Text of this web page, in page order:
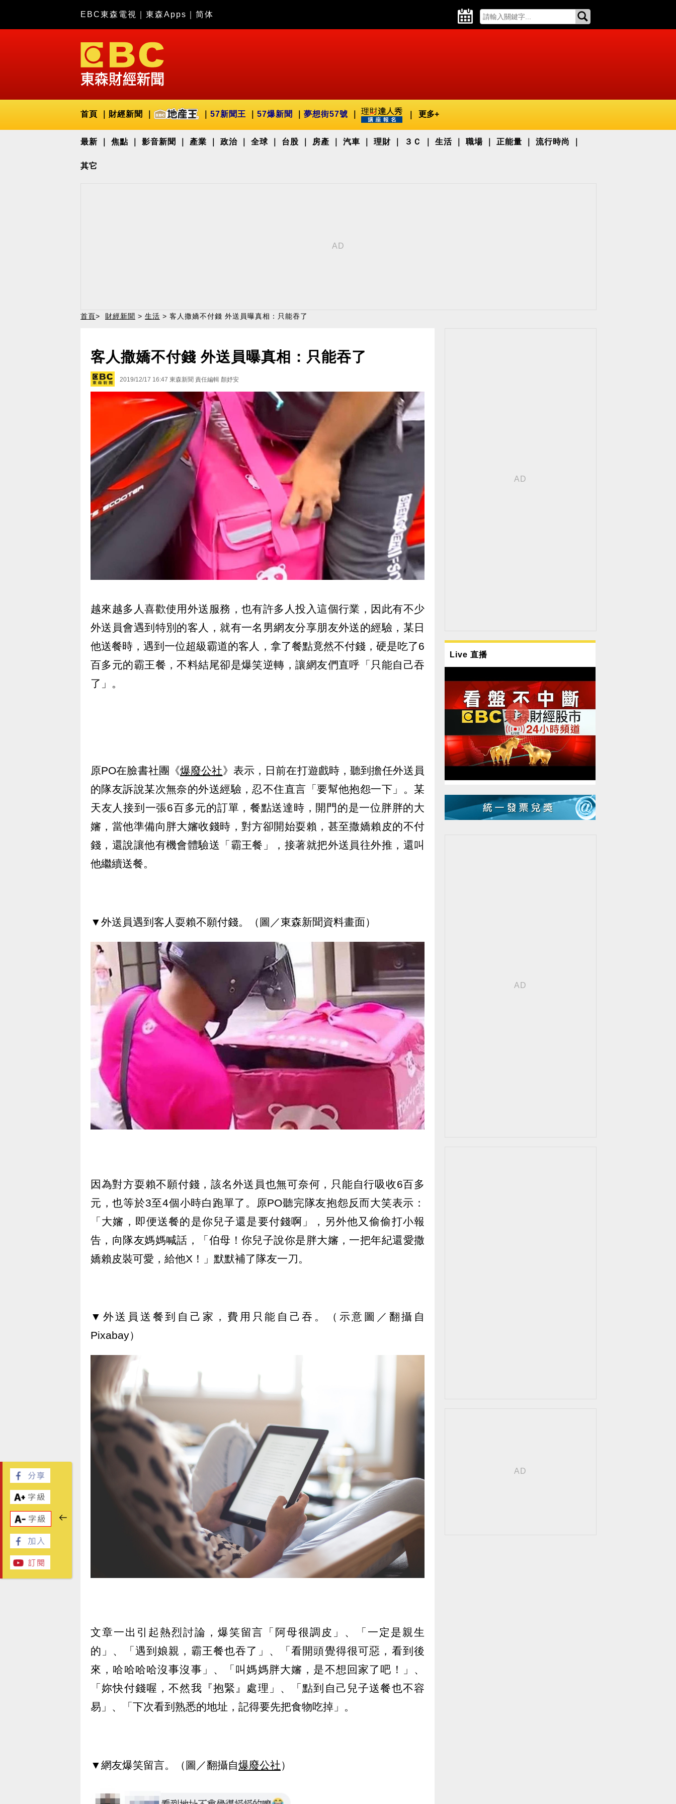
EBC東森電視 東森Apps 简体
首頁 財經新聞 57新聞王 57爆新聞 夢想街57號 更多+
最新 焦點 影音新聞 產業 政治 全球 台股 房產 汽車 理財 ３Ｃ 生活 職場 正能量 流行時尚
其它
首頁> 財經新聞 > 生活 > 客人撒嬌不付錢 外送員曝真相：只能吞了
客人撒嬌不付錢 外送員曝真相：只能吞了
2019/12/17 16:47 東森新聞 責任編輯 顏妤安
越來越多人喜歡使用外送服務，也有許多人投入這個行業，因此有不少
外送員會遇到特別的客人，就有一名男網友分享朋友外送的經驗，某日
他送餐時，遇到一位超級霸道的客人，拿了餐點竟然不付錢，硬是吃了6
百多元的霸王餐，不料結尾卻是爆笑逆轉，讓網友們直呼「只能自己吞
了」。
原PO在臉書社團《爆廢公社》表示，日前在打遊戲時，聽到擔任外送員
的隊友訴說某次無奈的外送經驗，忍不住直言「要幫他抱怨一下」。某
天友人接到一張6百多元的訂單，餐點送達時，開門的是一位胖胖的大
嬸，當他準備向胖大嬸收錢時，對方卻開始耍賴，甚至撒嬌賴皮的不付
錢，還說讓他有機會體驗送「霸王餐」，接著就把外送員往外推，還叫
他繼續送餐。
▼外送員遇到客人耍賴不願付錢。（圖／東森新聞資料畫面）
因為對方耍賴不願付錢，該名外送員也無可奈何，只能自行吸收6百多
元，也等於3至4個小時白跑單了。原PO聽完隊友抱怨反而大笑表示：
「大嬸，即便送餐的是你兒子還是要付錢啊」，另外他又偷偷打小報
告，向隊友媽媽喊話，「伯母！你兒子說你是胖大嬸，一把年紀還愛撒
嬌賴皮裝可愛，給他X！」默默補了隊友一刀。
▼外送員送餐到自己家，費用只能自己吞。（示意圖／翻攝自
Pixabay）
文章一出引起熱烈討論，爆笑留言「阿母很調皮」、「一定是親生
的」、「遇到娘親，霸王餐也吞了」、「看開頭覺得很可惡，看到後
來，哈哈哈哈沒事沒事」、「叫媽媽胖大嬸，是不想回家了吧！」、
「妳快付錢喔，不然我『抱緊』處理」、「點到自己兒子送餐也不容
易」、「下次看到熟悉的地址，記得要先把食物吃掉」。
▼網友爆笑留言。（圖／翻攝自爆廢公社）
Live 直播